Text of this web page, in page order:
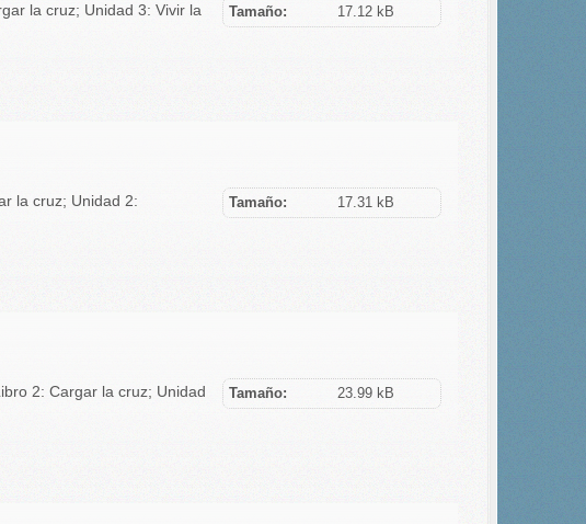
Tamaño: 17.12 kB
la cruz; Unidad 3: Vivir la
Tamaño: 17.31 kB
la cruz; Unidad 2:
Tamaño: 23.99 kB
2: Cargar la cruz; Unidad